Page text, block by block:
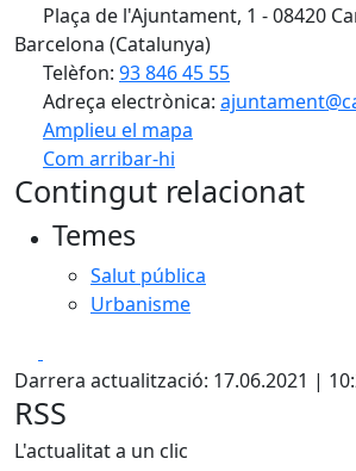
Plaça de l'Ajuntament, 1 - 08420
Barcelona (Catalunya)
Telèfon: 93 846 45 55
Adreça electrònica:
Amplieu el mapa
Com arribar-hi
+
Contingut relacionat
Temes
Salut pública
Urbanisme
Darrera actualització: 17.06.2021 |
RSS
L'actualitat a un clic